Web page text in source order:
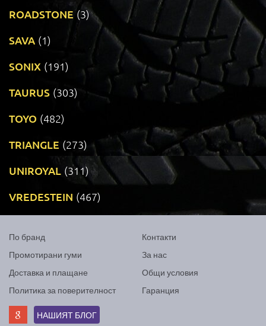
ROADSTONE (3)
SAVA (1)
SONIX (191)
TAURUS (303)
TOYO (482)
TRIANGLE (273)
UNIROYAL (311)
VREDESTEIN (467)
По бранд
Промотирани гуми
Доставка и плащане
Политика за поверителност
Контакти
За нас
Общи условия
Гаранция
НАШИЯТ БЛОГ